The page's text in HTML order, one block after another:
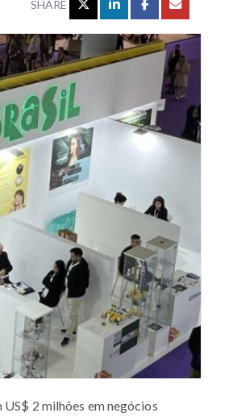
SHARE
2 milhões em negócios